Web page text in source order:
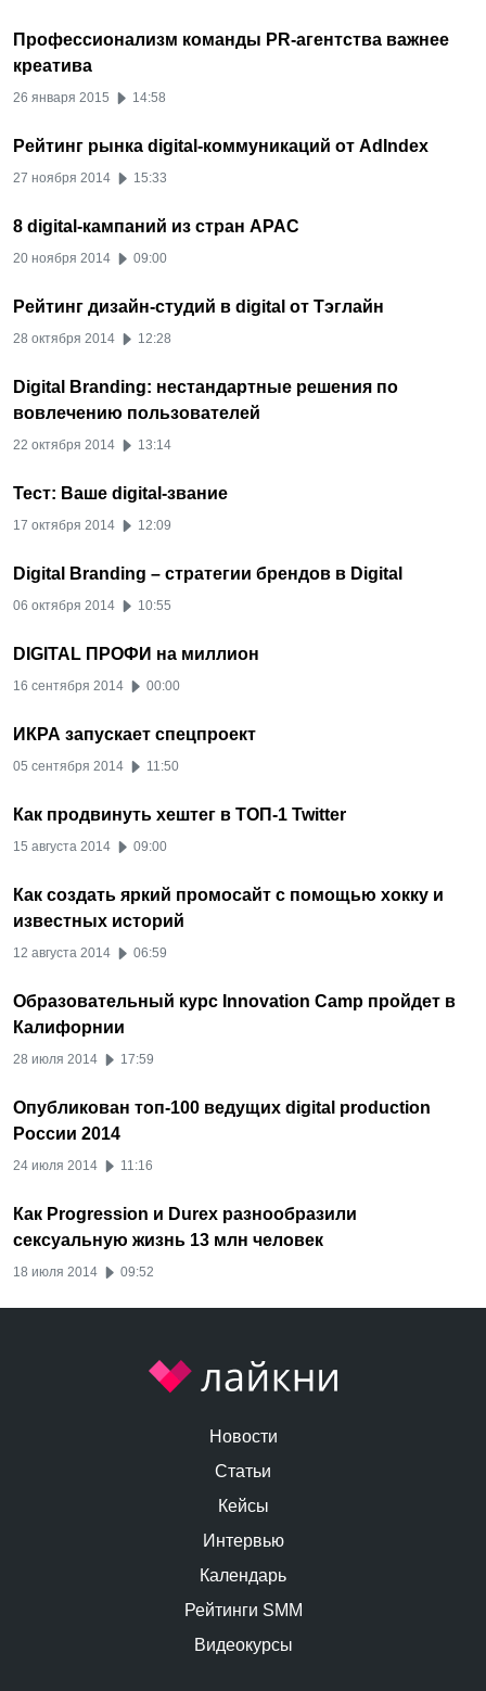
Профессионализм команды PR-агентства важнее
креатива
26 января 2015 14:58
Рейтинг рынка digital-коммуникаций от AdIndex
27 ноября 2014 15:33
8 digital-кампаний из стран APAC
20 ноября 2014 09:00
Рейтинг дизайн-студий в digital от Тэглайн
28 октября 2014 12:28
Digital Branding: нестандартные решения по
вовлечению пользователей
22 октября 2014 13:14
Тест: Ваше digital-звание
17 октября 2014 12:09
Digital Branding – стратегии брендов в Digital
06 октября 2014 10:55
DIGITAL ПРОФИ на миллион
16 сентября 2014 00:00
ИКРА запускает спецпроект
05 сентября 2014 11:50
Как продвинуть хештег в ТОП-1 Twitter
15 августа 2014 09:00
Как создать яркий промосайт с помощью хокку и
известных историй
12 августа 2014 06:59
Образовательный курс Innovation Camp пройдет в
Калифорнии
28 июля 2014 17:59
Опубликован топ-100 ведущих digital production
России 2014
24 июля 2014 11:16
Как Progression и Durex разнообразили
сексуальную жизнь 13 млн человек
18 июля 2014 09:52
Новости
Статьи
Кейсы
Интервью
Календарь
Рейтинги SMM
Видеокурсы